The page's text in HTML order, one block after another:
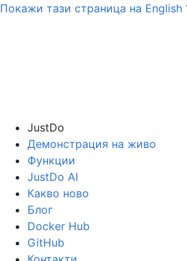
Покажи тази страница на English
JustDo
Демонстрация на живо
Функции
JustDo AI
Какво ново
Блог
Docker Hub
GitHub